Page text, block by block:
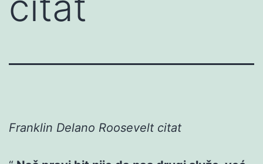
Franklin Delano Roosevelt citat